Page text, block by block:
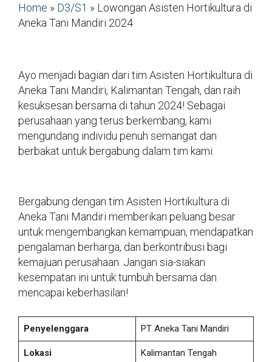
Home » D3/S1 » Lowongan Asisten Hortikultura di
Aneka Tani Mandiri 2024
Ayo menjadi bagian dari tim Asisten Hortikultura di
Aneka Tani Mandiri, Kalimantan Tengah, dan raih
kesuksesan bersama di tahun 2024! Sebagai
perusahaan yang terus berkembang, kami
mengundang individu penuh semangat dan
berbakat untuk bergabung dalam tim kami.
Bergabung dengan tim Asisten Hortikultura di
Aneka Tani Mandiri memberikan peluang besar
untuk mengembangkan kemampuan, mendapatkan
pengalaman berharga, dan berkontribusi bagi
kemajuan perusahaan. Jangan sia-siakan
kesempatan ini untuk tumbuh bersama dan
mencapai keberhasilan!
Penyelenggara PT Aneka Tani Mandiri
Lokasi Kalimantan Tengah